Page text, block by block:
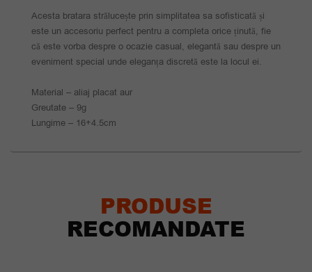
Acesta bratara strălucește prin simplitatea sa sofisticată și
este un accesoriu perfect pentru a completa orice ținută, fie
că este vorba despre o ocazie casual, elegantă sau despre un
eveniment special unde eleganța discretă este la locul ei.
Material – aliaj placat aur
Greutate – 9g
Lungime – 16+4.5cm
PRODUSE
RECOMANDATE